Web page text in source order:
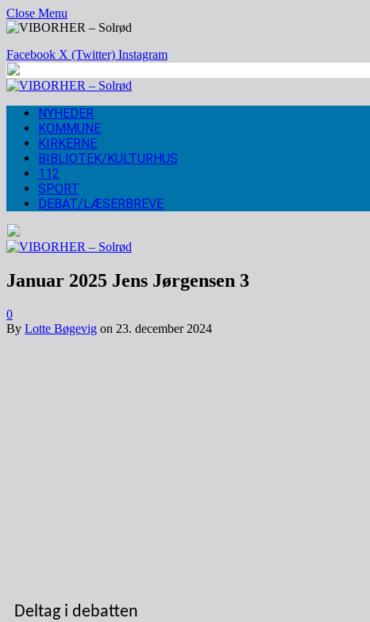
Close Menu
Facebook X (Twitter) Instagram
NYHEDER
KOMMUNE
KIRKERNE
BIBLIOTEK/KULTURHUS
112
SPORT
DEBAT/LÆSERBREVE
Januar 2025 Jens Jørgensen 3
0
By Lotte Bøgevig on 23. december 2024
Deltag i debatten